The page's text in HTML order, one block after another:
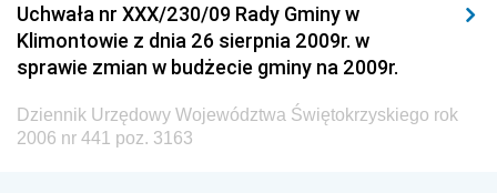
Uchwała nr XXX/230/09 Rady Gminy w
Klimontowie z dnia 26 sierpnia 2009r. w
sprawie zmian w budżecie gminy na 2009r.
Dziennik Urzędowy Województwa Świętokrzyskiego rok
2006 nr 441 poz. 3163